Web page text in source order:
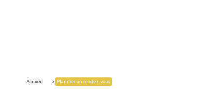
Accueil > Planifier un rendez-vous